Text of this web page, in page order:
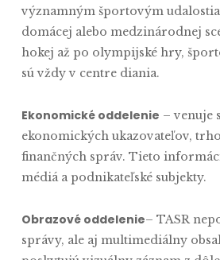
významným športovým
domácej alebo medzinárodnej
hokej až po olympijské hry,
sú vždy v centre diania.
Ekonomické oddelenie – venuje
ekonomických ukazovateľov,
finančných správ. Tieto
médiá a podnikateľské subjekty.
Obrazové oddelenie– TASR
správy, ale aj multimediálny